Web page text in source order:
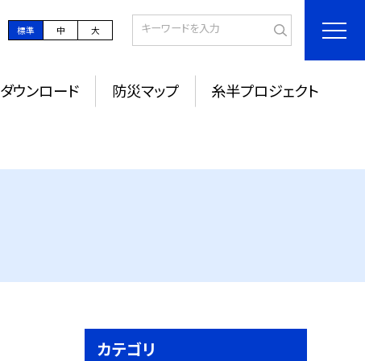
標準 中 大
ダウンロード 防災マップ 糸半プロジェクト
カテゴリ